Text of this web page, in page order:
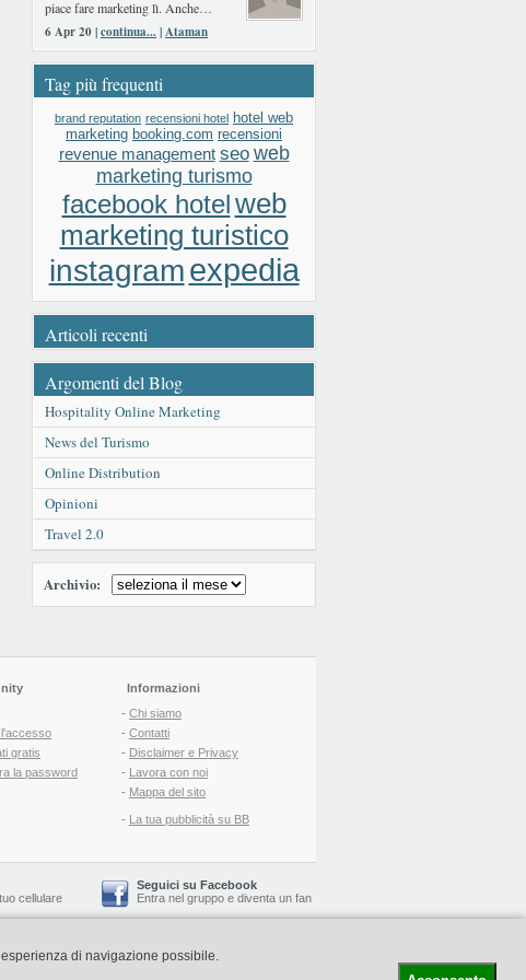
piace fare marketing lì. Anche…
6 Apr 20 |continua...|Ataman
Tag più frequenti
brand reputation recensioni hotel hotel web
marketing booking.com recensioni
revenue management seo web
marketing turismo
facebook hotelweb
marketing turistico
instagramexpedia
Articoli recenti
Argomenti del Blog
Hospitality Online Marketing
News del Turismo
Online Distribution
Opinioni
Travel 2.0
Archivio:
l'accesso
gratis
la password
Informazioni
- Chi siamo
- Contatti
- Disclaimer e Privacy
- Lavora con noi
- Mappa del sito
- La tua pubblicità su BB
cellulare
Seguici su Facebook
Entra nel gruppo e diventa un fan
-Booking Blog™ -Il blog del Web Marketing Turistico
di navigazione possibile.